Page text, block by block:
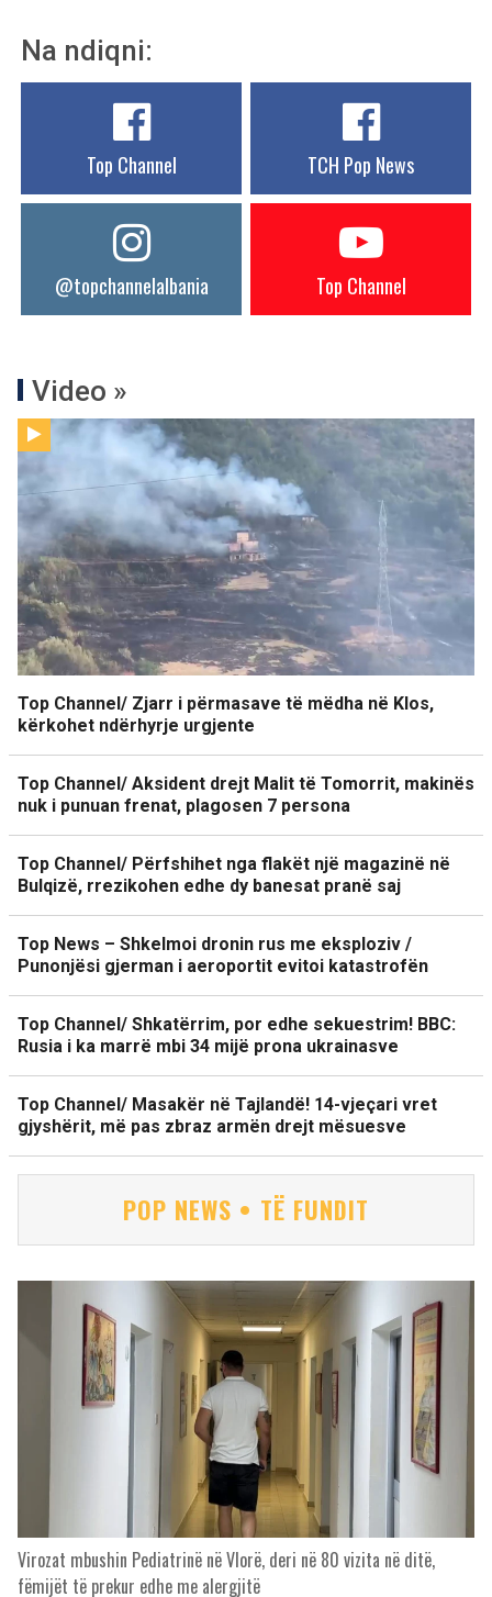
Na ndiqni:
Top Channel TCH Pop News
@topchannelalbania Top Channel
Video »
Top Channel/ Zjarr i përmasave të mëdha në Klos,
kërkohet ndërhyrje urgjente
Top Channel/ Aksident drejt Malit të Tomorrit, makinës
nuk i punuan frenat, plagosen 7 persona
Top Channel/ Përfshihet nga flakët një magazinë në
Bulqizë, rrezikohen edhe dy banesat pranë saj
Top News – Shkelmoi dronin rus me eksploziv /
Punonjësi gjerman i aeroportit evitoi katastrofën
Top Channel/ Shkatërrim, por edhe sekuestrim! BBC:
Rusia i ka marrë mbi 34 mijë prona ukrainasve
Top Channel/ Masakër në Tajlandë! 14-vjeçari vret
gjyshërit, më pas zbraz armën drejt mësuesve
POP NEWS • TË FUNDIT
Virozat mbushin Pediatrinë në Vlorë, deri në 80 vizita në ditë,
fëmijët të prekur edhe me alergjitë